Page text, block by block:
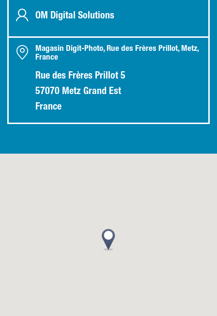
OM Digital Solutions
Magasin Digit-Photo, Rue des Frères Prillot, Metz,
France
Rue des Frères Prillot 5
57070 Metz Grand Est
France